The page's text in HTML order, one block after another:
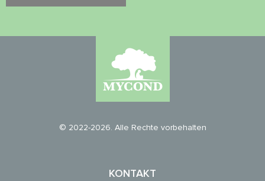
© 2022-2026. Alle Rechte vorbehalten
KONTAKT